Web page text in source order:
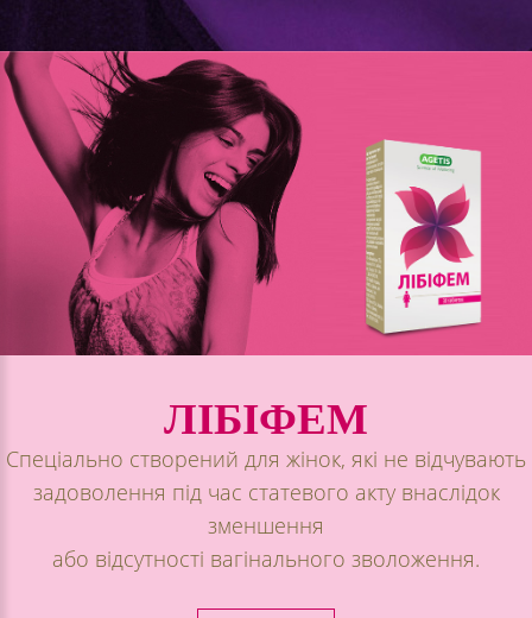
ЛІБІФЕМ
Спеціально створений для жінок, які не відчувають
задоволення під час статевого акту внаслідок
зменшення
або відсутності вагінального зволоження.